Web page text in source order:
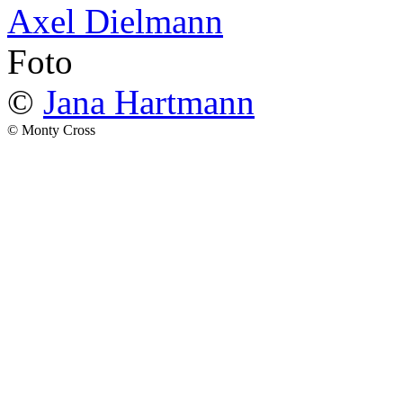
Axel Dielmann
Foto
© Jana Hartmann
© Monty Cross